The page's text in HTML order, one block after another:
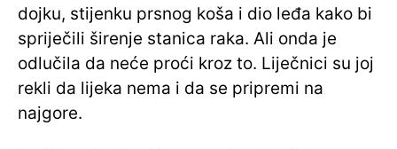
dojku, stijenku prsnog koša i dio leđa kako bi
spriječili širenje stanica raka. Ali onda je
odlučila da neće proći kroz to. Liječnici su joj
rekli da lijeka nema i da se pripremi na
najgore.